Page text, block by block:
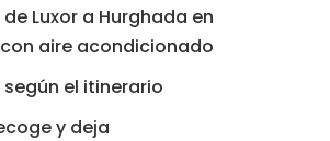
Luxor a Hurghada en
aire acondicionado
el itinerario
y deja